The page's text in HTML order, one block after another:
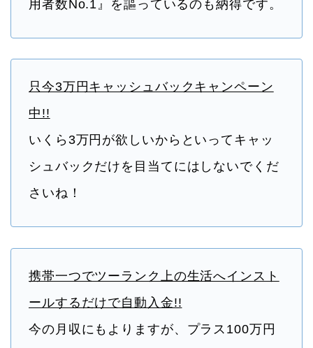
用者数No.1』を謳っているのも納得です。
只今3万円キャッシュバックキャンペーン
中!!
いくら3万円が欲しいからといってキャッ
シュバックだけを目当てにはしないでくだ
さいね！
携帯一つでツーランク上の生活へインスト
ールするだけで自動入金!!
今の月収にもよりますが、プラス100万円